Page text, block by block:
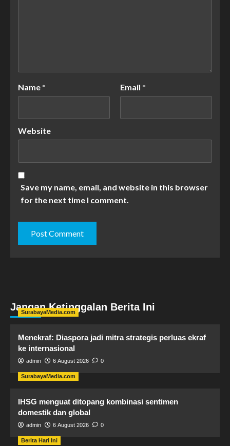
Name * Email *
Website
Save my name, email, and website in this browser
for the next time I comment.
Jangan Ketinggalan Berita Ini
SurabayaMedia.com
Menekraf: Diaspora jadi mitra strategis perluas ekraf
ke internasional
admin 6 August 2026 0
SurabayaMedia.com
IHSG menguat ditopang kombinasi sentimen
domestik dan global
admin 6 August 2026 0
Berita Hari Ini